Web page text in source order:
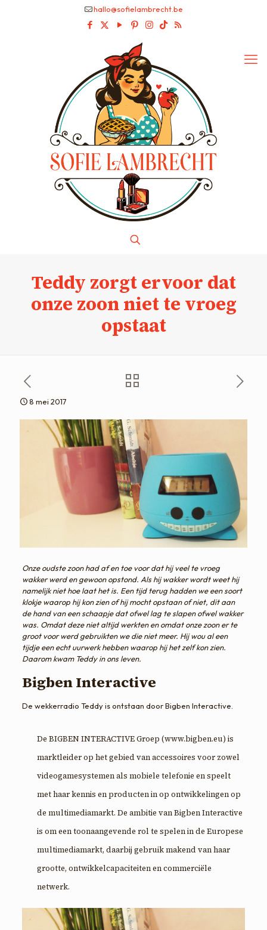
hallo@sofielambrecht.be
Teddy zorgt ervoor dat
onze zoon niet te vroeg
opstaat
8 mei 2017
Onze oudste zoon had af en toe voor dat hij veel te vroeg
wakker werd en gewoon opstond. Als hij wakker wordt weet hij
namelijk niet hoe laat het is. Een tijd terug hadden we een soort
klokje waarop hij kon zien of hij mocht opstaan of niet, dit aan
de hand van een schaapje dat ofwel lag te slapen ofwel wakker
was. Omdat deze niet altijd werkten en omdat onze zoon er te
groot voor werd gebruikten we die niet meer. Hij wou al een
tijdje een echt uurwerk hebben waarop hij het zelf kon zien.
Daarom kwam Teddy in ons leven.
Bigben Interactive
De wekkerradio Teddy is ontstaan door Bigben Interactive.
De BIGBEN INTERACTIVE Groep (www.bigben.eu) is
marktleider op het gebied van accessoires voor zowel
videogamesystemen als mobiele telefonie en speelt
met haar kennis en producten in op ontwikkelingen op
de multimediamarkt. De ambitie van Bigben Interactive
is om een toonaangevende rol te spelen in de Europese
multimediamarkt, daarbij gebruik makend van haar
grootte, ontwikkelcapaciteiten en commerciële
netwerk.